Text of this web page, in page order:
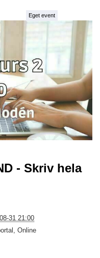
Eget event
- Skriv hela
31 21:00
Online